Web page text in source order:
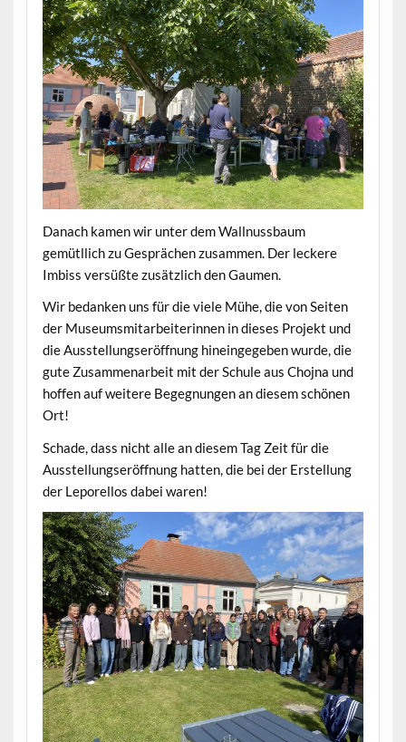
Danach kamen wir unter dem Wallnussbaum
gemütllich zu Gesprächen zusammen. Der leckere
Imbiss versüßte zusätzlich den Gaumen.
Wir bedanken uns für die viele Mühe, die von Seiten
der Museumsmitarbeiterinnen in dieses Projekt und
die Ausstellungseröffnung hineingegeben wurde, die
gute Zusammenarbeit mit der Schule aus Chojna und
hoffen auf weitere Begegnungen an diesem schönen
Ort!
Schade, dass nicht alle an diesem Tag Zeit für die
Ausstellungseröffnung hatten, die bei der Erstellung
der Leporellos dabei waren!